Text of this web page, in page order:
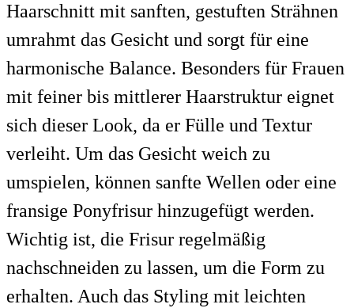
Haarschnitt mit sanften, gestuften Strähnen
umrahmt das Gesicht und sorgt für eine
harmonische Balance. Besonders für Frauen
mit feiner bis mittlerer Haarstruktur eignet
sich dieser Look, da er Fülle und Textur
verleiht. Um das Gesicht weich zu
umspielen, können sanfte Wellen oder eine
fransige Ponyfrisur hinzugefügt werden.
Wichtig ist, die Frisur regelmäßig
nachschneiden zu lassen, um die Form zu
erhalten. Auch das Styling mit leichten